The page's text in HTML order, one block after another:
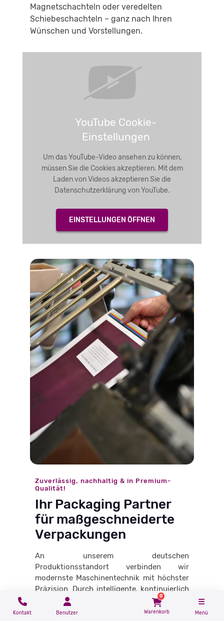
Magnetschachteln oder veredelten
Schiebeschachteln – ganz nach Ihren
Wünschen und Vorstellungen.
YouTube Cookie-
Einstellungen
Um das YouTube-Video ansehen zu können,
müssen Sie die Cookies akzeptieren. Mit dem
Laden von Videos akzeptieren Sie die
Datenschutzerklärung von YouTube.
EINSTELLUNGEN ÖFFNEN
Zuverlässig, nachhaltig & in Premium-
Qualität!
Ihr Packaging Partner
für maßgeschneiderte
Verpackungen
An unserem deutschen
Produktionsstandort verbinden wir
modernste Maschinentechnik mit höchster
Präzision. Durch intelligente, kontinuierlich
optimierte Prozesse fertigen wir Ihre
Schachteln extrem effizient, schnell und in
Kontakt Benutzer
0
Warenkorb Menü